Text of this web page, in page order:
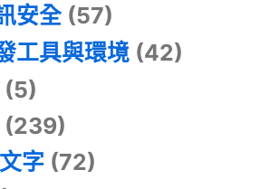
安全(57)
工具與環境(42)
(5)
(239)
字 (72)